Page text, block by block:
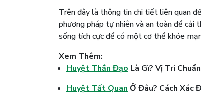
Trên đây là thông tin chi tiết liên quan
phương pháp tự nhiên và an toàn để cải
sống tích cực để có một cơ thể khỏe
Xem Thêm:
Huyệt Thần Đạo Là Gì? Vị Trí
Huyệt Tất Quan Ở Đâu? Cách Xác